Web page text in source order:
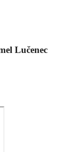
Lučenec